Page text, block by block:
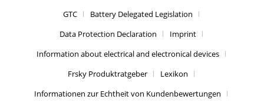
GTC
Battery Delegated Legislation
Data Protection Declaration
Imprint
Information about electrical and electronical devices
Frsky Produktratgeber
Lexikon
Informationen zur Echtheit von Kundenbewertungen